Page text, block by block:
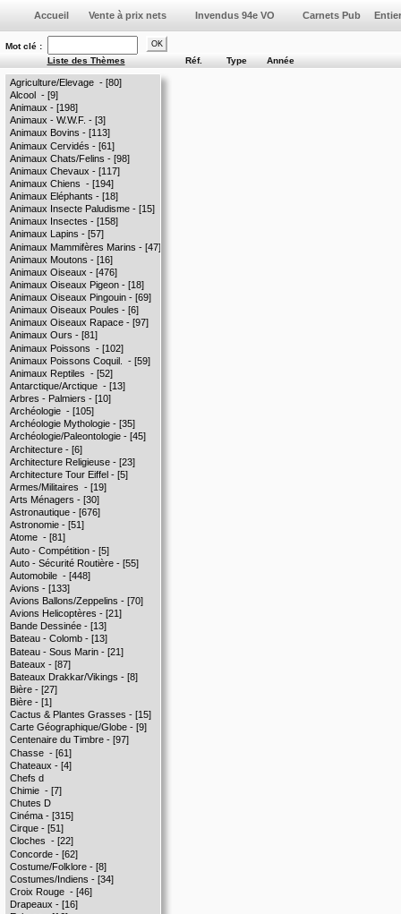
Mot clé :
Vente à prix nets Invendus 94e VO
Liste des Thèmes Réf. Type Année